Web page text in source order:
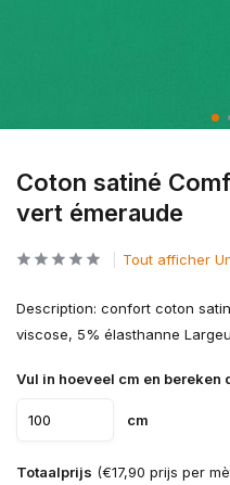
Coton satiné
vert émeraude
Tout afficher
Description: confort coton
viscose, 5% élasthanne
Vul in hoeveel cm en bereken
cm
Totaalprijs (€17,90 prijs per